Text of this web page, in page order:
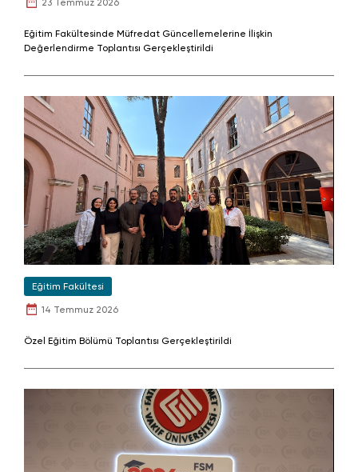
23 Temmuz 2026
Eğitim Fakültesinde Müfredat Güncellemelerine İlişkin
Değerlendirme Toplantısı Gerçekleştirildi
Eğitim Fakültesi
14 Temmuz 2026
Özel Eğitim Bölümü Toplantısı Gerçekleştirildi